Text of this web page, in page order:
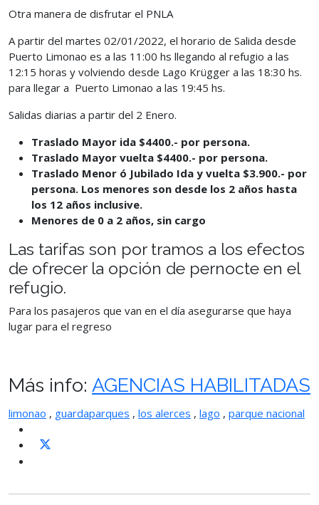
Otra manera de disfrutar el PNLA
A partir del martes 02/01/2022, el horario de Salida desde
Puerto Limonao es a las 11:00 hs llegando al refugio a las
12:15 horas y volviendo desde Lago Krügger a las 18:30 hs.
para llegar a Puerto Limonao a las 19:45 hs.
Salidas diarias a partir del 2 Enero.
Traslado Mayor ida $4400.- por persona.
Traslado Mayor vuelta $4400.- por persona.
Traslado Menor ó Jubilado Ida y vuelta $3.900.- por
persona. Los menores son desde los 2 años hasta
los 12 años inclusive.
Menores de 0 a 2 años, sin cargo
Las tarifas son por tramos a los efectos
de ofrecer la opción de pernocte en el
refugio.
Para los pasajeros que van en el día asegurarse que haya
lugar para el regreso
Más info: AGENCIAS HABILITADAS
limonao , guardaparques , los alerces , lago , parque nacional